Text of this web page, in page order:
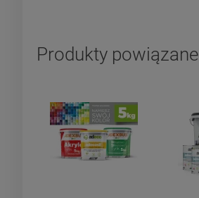
Produkty powiązane